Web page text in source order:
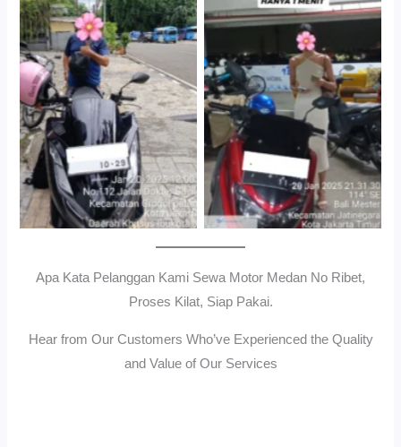
Antar Jemput Kendaraan
Cityplaza Jatinegara
Gedung Parkir P6ASewa
Motor Medan Sunggal No
Ribet, Proses Kilat, Siap
Pakai.
Apa Kata Pelanggan Kami Sewa Motor Medan No Ribet,
Proses Kilat, Siap Pakai.
Hear from Our Customers Who’ve Experienced the Quality
and Value of Our Services